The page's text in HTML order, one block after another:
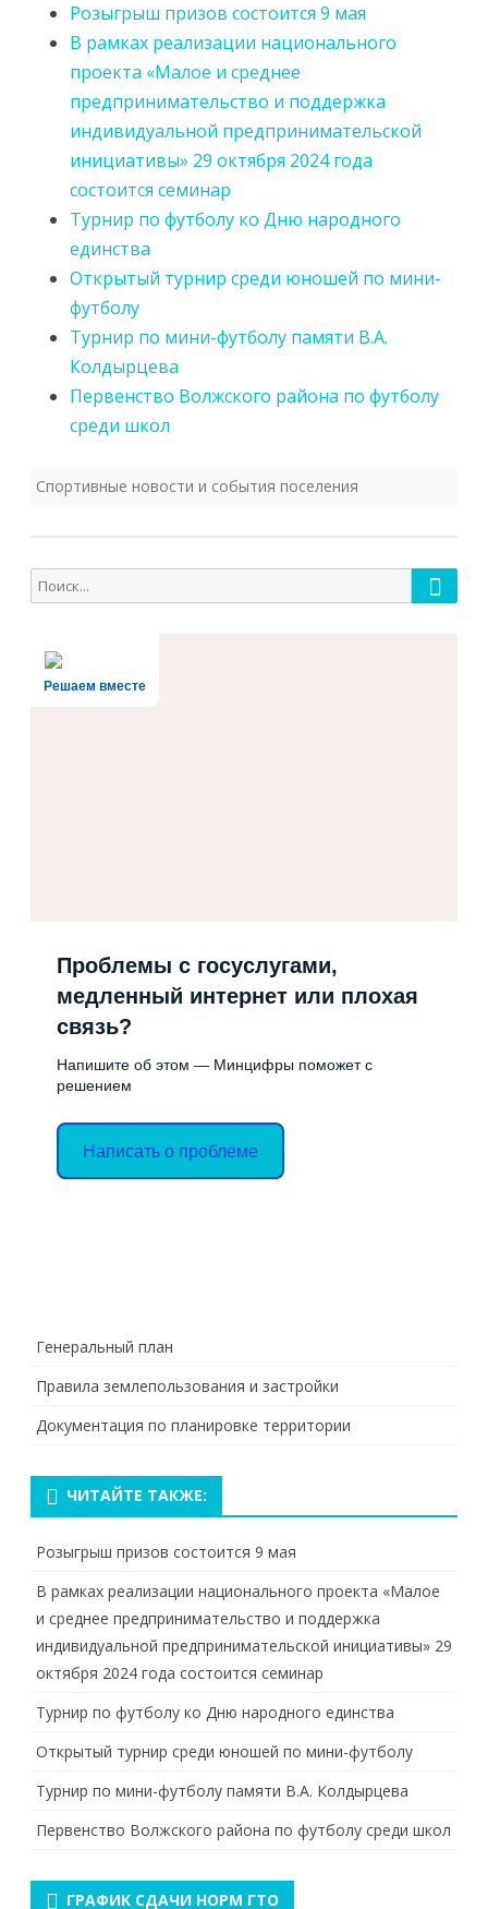
Розыгрыш призов состоится 9 мая
В рамках реализации национального
проекта «Малое и среднее
предпринимательство и поддержка
индивидуальной предпринимательской
инициативы» 29 октября 2024 года
состоится семинар
Турнир по футболу ко Дню народного
единства
Открытый турнир среди юношей по мини-
футболу
Турнир по мини-футболу памяти В.А.
Колдырцева
Первенство Волжского района по футболу
среди школ
Спортивные новости и события поселения
Поиск
для:
Поиск
Решаем вместе
Проблемы с госуслугами,
медленный интернет или плохая
связь?
Напишите об этом — Минцифры поможет с
решением
Написать о проблеме
Генеральный план
Правила землепользования и застройки
Документация по планировке территории
ЧИТАЙТЕ ТАКЖЕ:
Розыгрыш призов состоится 9 мая
В рамках реализации национального проекта «Малое
и среднее предпринимательство и поддержка
индивидуальной предпринимательской инициативы» 29
октября 2024 года состоится семинар
Турнир по футболу ко Дню народного единства
Открытый турнир среди юношей по мини-футболу
Турнир по мини-футболу памяти В.А. Колдырцева
Первенство Волжского района по футболу среди школ
ГРАФИК СДАЧИ НОРМ ГТО